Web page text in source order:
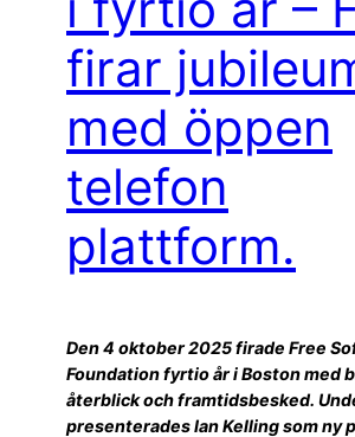
firar
med öppen
telefon
plattform.
Den 4 oktober 2025 firade Free
Foundation fyrtio år i Boston med
återblick och framtidsbesked.
presenterades Ian Kelling som ny